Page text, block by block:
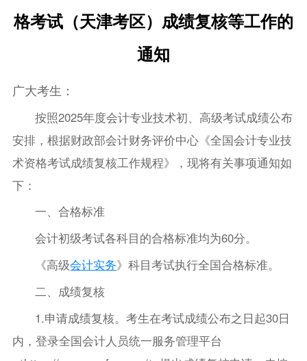
格考试（天津考区）成绩复核等工作的
通知
广大考生：
按照2025年度会计专业技术初、高级考试成绩公布
安排，根据财政部会计财务评价中心《全国会计专业技
术资格考试成绩复核工作规程》，现将有关事项通知如
下：
一、合格标准
会计初级考试各科目的合格标准均为60分。
《高级会计实务》科目考试执行全国合格标准。
二、成绩复核
1.申请成绩复核。考生在考试成绩公布之日起30日
内，登录全国会计人员统一服务管理平台